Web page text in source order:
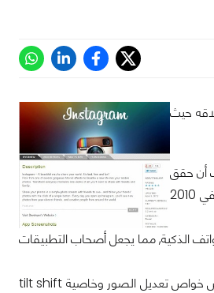
حيث
أن حقق
هذا التطبيق شعبية لامثيل لها لدى مستخدمي آي فون, فقد كان يقتصر على أنظمة iOS فقط منذ إطلاقه لأول مرة في 2010
تمثل قوة لايستهان بها حيث تُسيطر الآن على أكثر من 50% من سوق الهواتف الذكية, مما يجعل أصحاب التطبيقات
ولكن لازالت نسخة الأندرويد من تطبيق انستجرام تفتقد بعض الخواص الموجودة في نسخة الآيفون والتي تتضمن بعض خواص تعديل الصور وخاصية tilt shift